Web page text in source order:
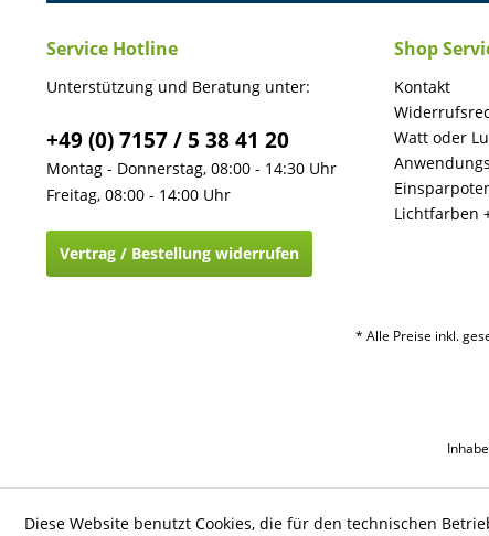
Service Hotline
Unterstützung und Beratung unter:
+49 (0) 7157 / 5 38 41 20
Montag - Donnerstag, 08:00 - 14:30 Uhr
Freitag, 08:00 - 14:00 Uhr
Vertrag / Bestellung widerrufen
Shop
Kontakt
Watt oder
Lichtfarben
* Alle Preise inkl.
Diese Website benutzt Cookies, die für den technischen